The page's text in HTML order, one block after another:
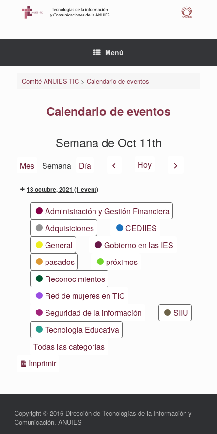
Menú
Comité ANUIES-TIC> Calendario de eventos
Calendario de eventos
Semana de Oct 11th
Mes Semana Día AnteriorHoy Siguiente
13 octubre, 2021 (1 event)
CategoríasAdministración y Gestión Financiera
Adquisiciones
CEDIIES
General
Gobierno en las IES
pasados
próximos
Reconocimientos
Red de mujeres en TIC
Seguridad de la información
SIIU
Tecnología Educativa
Todas las categorías
ImprimirVistas
Copyright © 2016 Dirección de Tecnologías de la Información y
Comunicación. ANUIES